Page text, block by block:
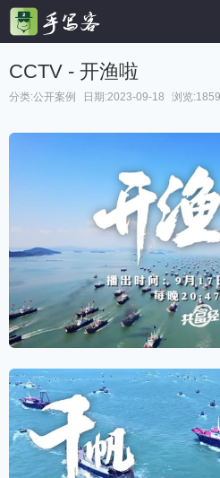
CCTV - 开渔啦
分类:公开案例 日期:2023-09-18 浏览:1859